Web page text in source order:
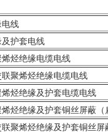
线
护套电线
烃绝缘电缆电线
聚烯烃绝缘电缆电线
烃绝缘及护套电缆电线
烃绝缘及护套铜丝屏蔽
聚烯烃绝缘及护套铜丝